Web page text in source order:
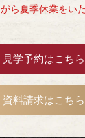
ら夏季休業をい
見学予約はこちら
資料請求はこちら